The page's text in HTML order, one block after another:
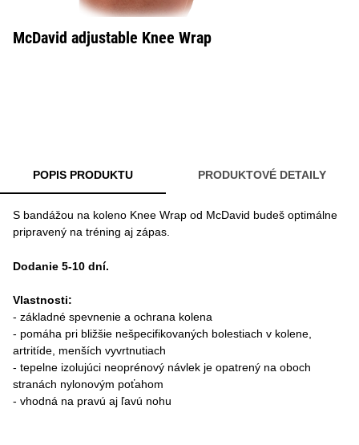
McDavid adjustable Knee Wrap
POPIS PRODUKTU PRODUKTOVÉ DETAILY
S bandážou na koleno Knee Wrap od McDavid budeš optimálne
pripravený na tréning aj zápas.
Dodanie 5-10 dní.
Vlastnosti:
- základné spevnenie a ochrana kolena
- pomáha pri bližšie nešpecifikovaných bolestiach v kolene,
artritíde, menších vyvrtnutiach
- tepelne izolujúci neoprénový návlek je opatrený na oboch
stranách nylonovým poťahom
- vhodná na pravú aj ľavú nohu